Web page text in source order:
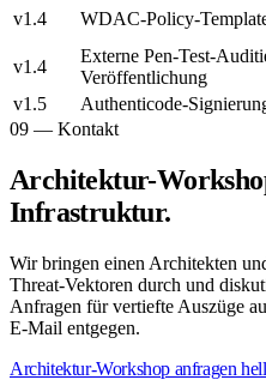
v1.4
WDAC-Policy-
v1.4
Externe Pen-Test-
Veröffentlichung
v1.5
Authenticode-
09 — Kontakt
Architektur-
Infrastruktur.
Wir bringen einen Architekten
Threat-Vektoren durch und
Anfragen für vertiefte Auszüge
E-Mail entgegen.
Architektur-Workshop anfragen